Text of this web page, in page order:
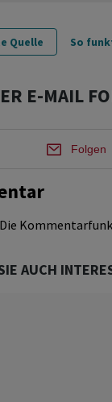
Quelle So
E-MAIL
Folgen
Die
AUCH